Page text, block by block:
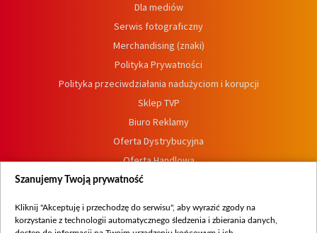
Dla mediów
Serwis fotograficzny
Merchandising (znaki)
Polityka Prywatności
Polityka przeciwdziałania nadużyciom i korupcji
Sklep TVP
Biuro Reklamy
Oferta Dystrybucyjna
Oferta Handlowa
Dostępność
Procedura zgłoszeń wewnętrznych
Szanujemy Twoją prywatność
Kliknij "Akceptuję i przechodzę do serwisu", aby wyrazić zgody na
korzystanie z technologii automatycznego śledzenia i zbierania danych,